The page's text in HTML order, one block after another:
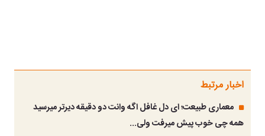
اخبار مرتبط
معماری طبیعت؛ ای دل غافل اگه وانت دو دقیقه دیرتر میرسید
همه چی خوب پیش میرفت ولی...